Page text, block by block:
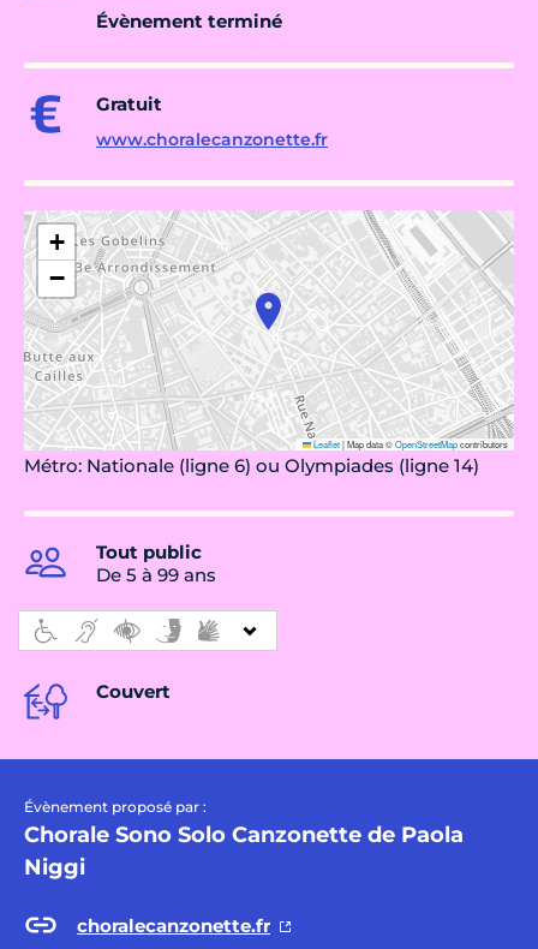
Évènement terminé
Gratuit
www.choralecanzonette.fr
+
−
Leaflet|Map data ©OpenStreetMapcontributors
Métro: Nationale (ligne 6) ou Olympiades (ligne 14)
Tout public
De 5 à 99 ans
Couvert
Évènement proposé par :
Chorale Sono Solo Canzonette de Paola
Niggi
choralecanzonette.fr